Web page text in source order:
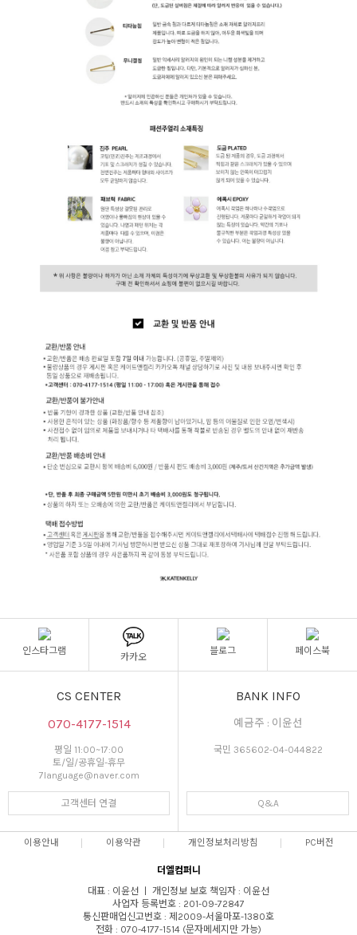
인스타그램
카카오
블로그 페이스북
CS CENTER
070-4177-1514
평일 11:00~17:00
토/일/공휴일-휴무
7language@naver.com
고객센터 연결
BANK INFO
예금주 : 이윤선
국민 365602-04-044822
Q&A
이용안내 이용약관 개인정보처리방침 PC버전
더엘컴퍼니
대표 : 이윤선 ㅣ 개인정보 보호 책임자 : 이윤선
사업자 등록번호 : 201-09-72847
통신판매업신고번호 : 제2009-서울마포-1380호
전화 : 070-4177-1514 (문자메세지만 가능)